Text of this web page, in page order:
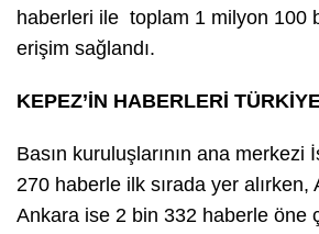
haberleri ile toplam 1 milyon 100
erişim sağlandı.
KEPEZ’İN HABERLERİ
Basın kuruluşlarının ana merkezi
270 haberle ilk sırada yer alırken,
Ankara ise 2 bin 332 haberle öne